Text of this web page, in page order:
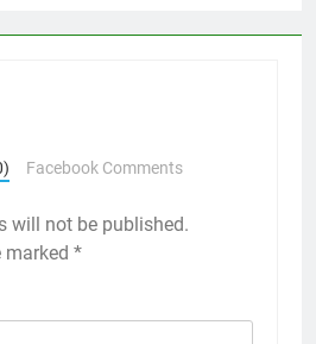
Facebook Comments
will not be published.
marked *